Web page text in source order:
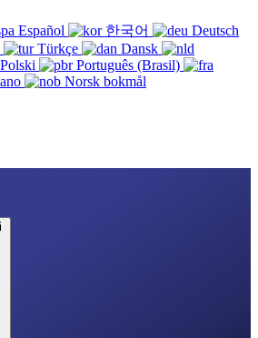
Español 한국어
Deutsch
Türkçe
Dansk
Polski
Português (Brasil)
Norsk bokmål